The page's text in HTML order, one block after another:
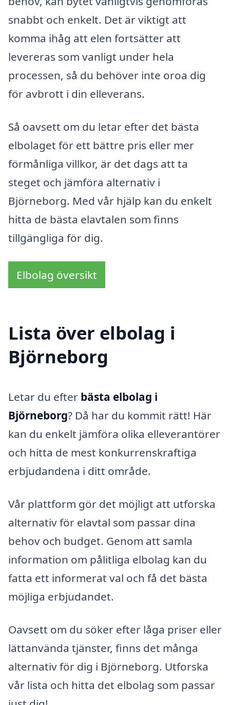
snabbt och enkelt. Det är viktigt att
komma ihåg att elen fortsätter att
levereras som vanligt under hela
processen, så du behöver inte oroa dig
för avbrott i din elleverans.
Så oavsett om du letar efter det bästa
elbolaget för ett bättre pris eller mer
förmånliga villkor, är det dags att ta
steget och jämföra alternativ i
Björneborg. Med vår hjälp kan du enkelt
hitta de bästa elavtalen som finns
tillgängliga för dig.
Elbolag översikt
Lista över elbolag i
Björneborg
Letar du efter bästa elbolag i
Björneborg? Då har du kommit rätt! Här
kan du enkelt jämföra olika elleverantörer
och hitta de mest konkurrenskraftiga
erbjudandena i ditt område.
Vår plattform gör det möjligt att utforska
alternativ för elavtal som passar dina
behov och budget. Genom att samla
information om pålitliga elbolag kan du
fatta ett informerat val och få det bästa
möjliga erbjudandet.
Oavsett om du söker efter låga priser eller
lättanvända tjänster, finns det många
alternativ för dig i Björneborg. Utforska
vår lista och hitta det elbolag som passar